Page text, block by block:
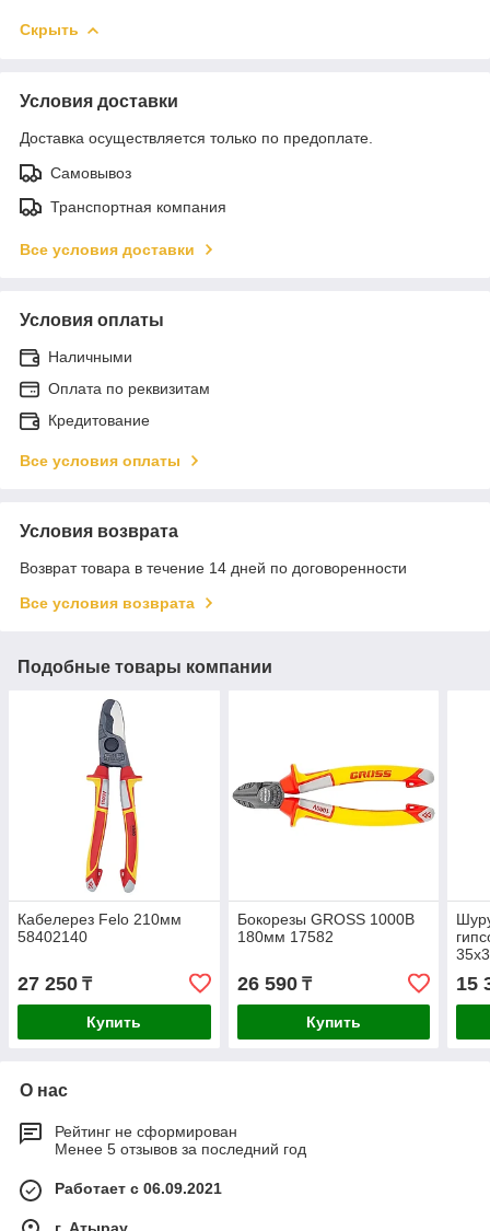
Скрыть
Условия доставки
Доставка осуществляется только по предоплате.
Самовывоз
Транспортная компания
Все условия доставки
Условия оплаты
Наличными
Оплата по реквизитам
Кредитование
Все условия оплаты
Условия возврата
Возврат товара в течение 14 дней по договоренности
Все условия возврата
Подобные товары компании
Кабелерез Felo 210мм
58402140
27 250 ₸
Купить
Бокорезы GROSS 1000В
180мм 17582
26 590₸
Купить
15
О нас
Рейтинг не сформирован
Менее 5 отзывов за последний год
Работает с 06.09.2021